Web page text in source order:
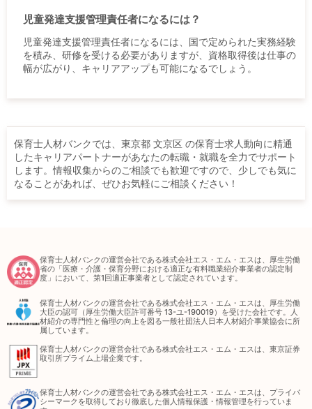
児童発達支援管理責任者になるには？
児童発達支援管理責任者になるには、国で定められた実務経験
を積み、研修を受ける必要がありますが、資格取得後は仕事の
幅が広がり、キャリアアップも可能になるでしょう。
保育士人材バンクでは、東京都 文京区 の保育士求人動向に精通
したキャリアパートナーがあなたの転職・就職を全力でサポート
します。情報収集からのご相談でも歓迎ですので、少しでも気に
なることがあれば、ぜひお気軽にご相談ください！
保育士人材バンクの運営会社である株式会社エス・エム・エスは、厚生労働
省の「医療・介護・保育分野における適正な有料職業紹介事業者の認定制
度」において、第1回適正事業者として認定されています。
保育士人材バンクの運営会社である株式会社エス・エム・エスは、厚生労働
大臣の認可（厚生労働大臣許可番号 13-ユ-190019）を受けた会社です。人
材紹介の専門性と倫理の向上を図る一般社団法人日本人材紹介事業協会に所
属しています。
保育士人材バンクの運営会社である株式会社エス・エム・エスは、東京証券
取引所プライム上場企業です。
保育士人材バンクの運営会社である株式会社エス・エム・エスは、プライバ
シーマークを取得しており徹底した個人情報保護・情報管理を行っていま